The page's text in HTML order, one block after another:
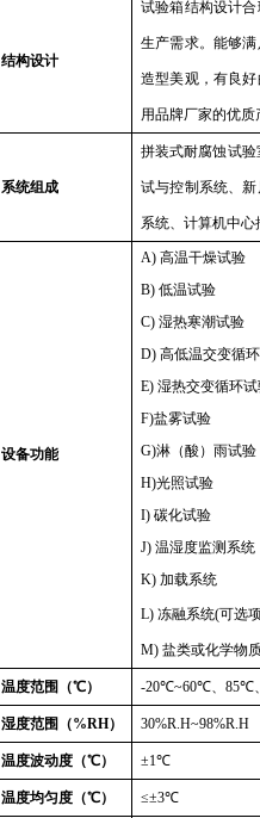
结构设计
试验箱结构设计
生产需求。能够
造型美观，有良
用品牌厂家的优
系统组成
拼装式耐腐蚀试
试与控制系统、
系统、计算机中
设备功能
A) 高温干燥试验
B) 低温试验
C) 湿热寒潮试验
D) 高低温交变循
E) 湿热交变循环
F)盐雾试验
G)淋（酸）雨试验
H)光照试验
I) 碳化试验
J) 温湿度监测系统
K) 加载系统
L) 冻融系统(可选
M) 盐类或化学物
温度范围（℃） -20℃~60℃、 85℃
湿度范围（%RH） 30%R.H~98%R.H
温度波动度（℃） ±1℃
温度均匀度（℃） ≤±3℃